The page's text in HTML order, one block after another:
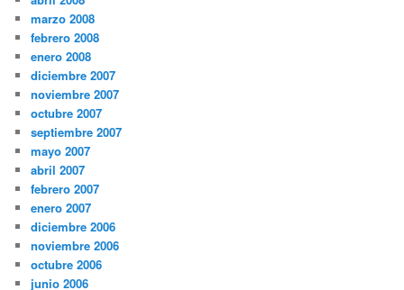
marzo 2008
febrero 2008
enero 2008
diciembre 2007
noviembre 2007
octubre 2007
septiembre 2007
mayo 2007
abril 2007
febrero 2007
enero 2007
diciembre 2006
noviembre 2006
octubre 2006
junio 2006